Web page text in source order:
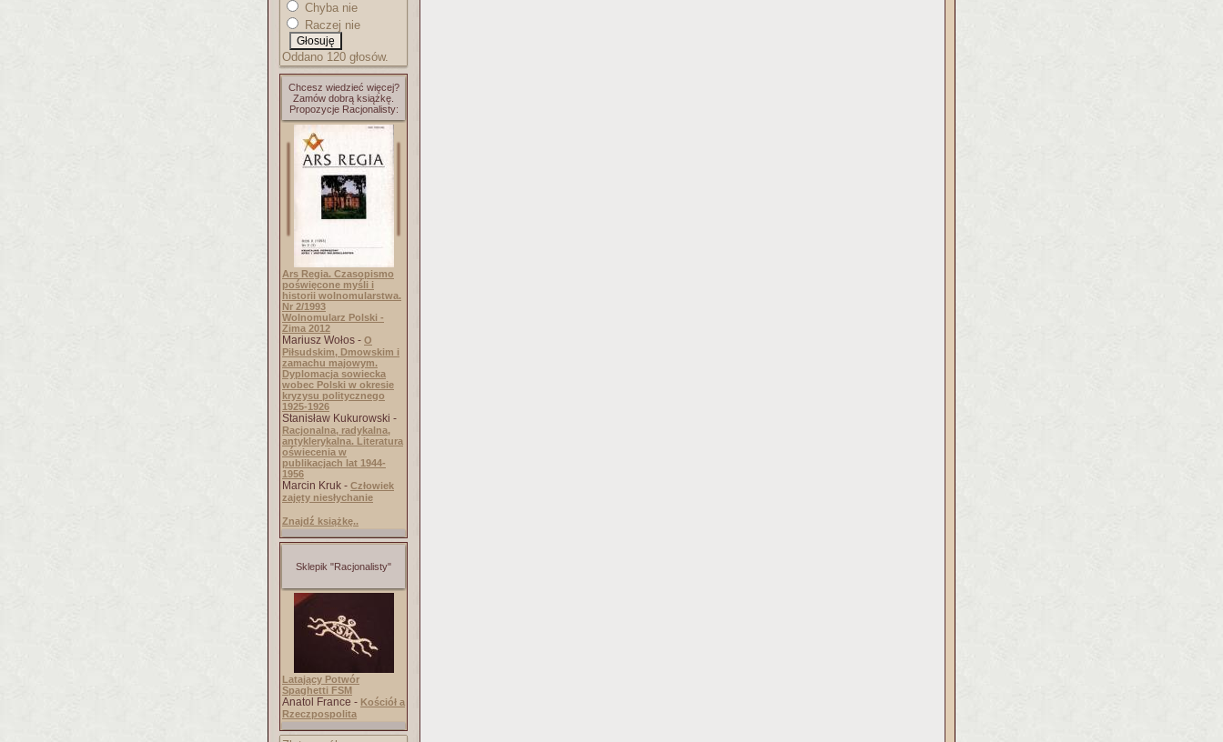
Chyba nie
Raczej nie
Oddano 120 głosów.
Chcesz wiedzieć więcej?
Zamów dobrą książkę.
Propozycje Racjonalisty:
Ars Regia. Czasopismo
poświęcone myśli i
historii wolnomularstwa.
Nr 2/1993
Wolnomularz Polski -
Zima 2012
Mariusz Wołos - O
Piłsudskim, Dmowskim i
zamachu majowym.
Dyplomacja sowiecka
wobec Polski w okresie
kryzysu politycznego
1925-1926
Stanisław Kukurowski -
Racjonalna, radykalna,
antyklerykalna. Literatura
oświecenia w
publikacjach lat 1944-
1956
Marcin Kruk - Człowiek
zajęty niesłychanie
Znajdź książkę..
Sklepik "Racjonalisty"
Latający Potwór
Spaghetti FSM
Anatol France - Kościół a
Rzeczpospolita